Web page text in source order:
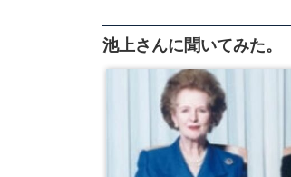
池上さんに聞いてみた。